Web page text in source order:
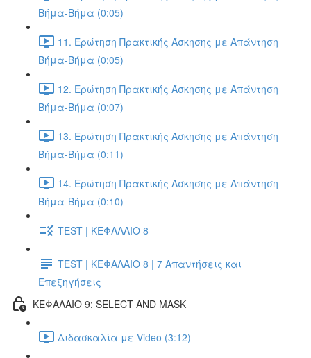
Βήμα-Βήμα (0:05)
11. Ερώτηση Πρακτικής Άσκησης με Απάντηση
Βήμα-Βήμα (0:05)
12. Ερώτηση Πρακτικής Άσκησης με Απάντηση
Βήμα-Βήμα (0:07)
13. Ερώτηση Πρακτικής Άσκησης με Απάντηση
Βήμα-Βήμα (0:11)
14. Ερώτηση Πρακτικής Άσκησης με Απάντηση
Βήμα-Βήμα (0:10)
TEST | ΚΕΦΑΛΑΙΟ 8
TEST | ΚΕΦΑΛΑΙΟ 8 | 7 Απαντήσεις και
Επεξηγήσεις
ΚΕΦΑΛΑΙΟ 9: SELECT AND MASK
Διδασκαλία με Video (3:12)